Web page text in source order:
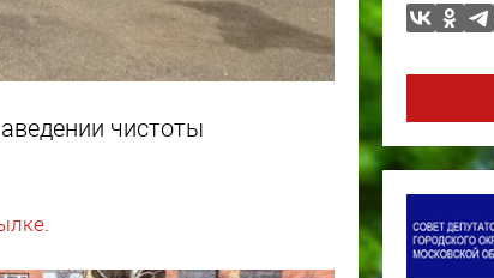
чистоты
.